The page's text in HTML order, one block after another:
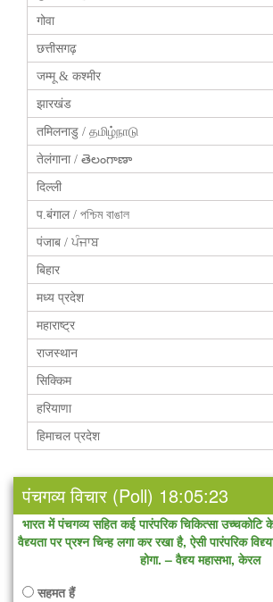
गोवा
छत्तीसगढ़
जम्मू & कश्मीर
झारखंड
तमिलनाडु / தமிழ்நாடு
तेलंगाना / తెలంగాణా
दिल्ली
प.बंगाल / পশ্চিম বাঙাল
पंजाब / ਪੰਜਾਬ
बिहार
मध्य प्रदेश
महाराष्ट्र
राजस्थान
सिक्किम
हरियाणा
हिमाचल प्रदेश
पंचगव्य विचार (Poll) 18:05:23
भारत में पंचगव्य सहित कई पारंपरिक चिकित्सा
वैद्द्यता पर प्रश्न चिन्ह लगा कर रखा है, ऐसी पारंपरिक
होगा. – वैद्द्य महासभा, केरल
सहमत हैं